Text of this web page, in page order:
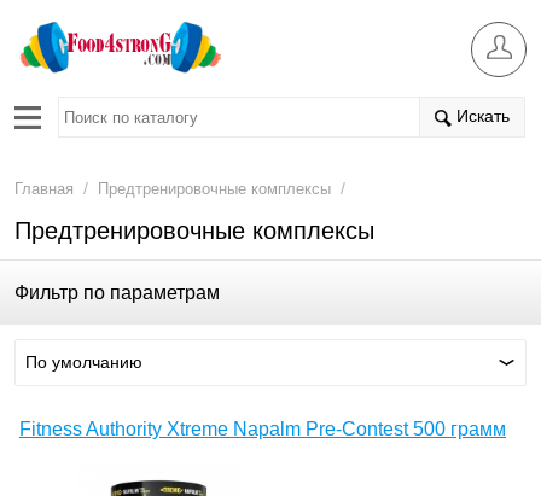
Искать
Главная / Предтренировочные комплексы /
Предтренировочные комплексы
Фильтр по параметрам
По умолчанию
Fitness Authority Xtreme Napalm Pre-Contest 500 грамм